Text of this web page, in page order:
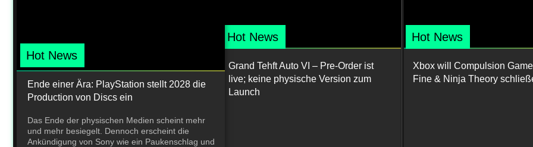
Hot News
Ende einer Ära: PlayStation stellt 2028 die
Production von Discs ein
Das Ende der physischen Medien scheint mehr
und mehr besiegelt. Dennoch erscheint die
Ankündigung von Sony wie ein Paukenschlag und
Hot News
Grand Tehft Auto VI – Pre-Order ist
live; keine physische Version zum
Launch
Hot News
Xbox will Compulsion
Fine & Ninja Theory